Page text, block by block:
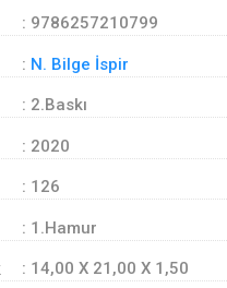
: 9786257210799
: N. Bilge İspir
: 2.Baskı
: 2020
: 126
: 1.Hamur
: 14,00 X 21,00 X 1,50